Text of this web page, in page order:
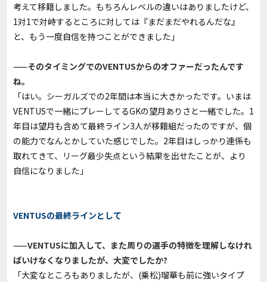
考えて移籍しました。もちろんレベルの違いはありましたけど、
1対1で対峙するところに対しては『まだまだやれるんだな』
と、もう一度自信を持つことができました」
——そのタイミングでのVENTUSからのオファーだったんです
ね。
「はい。シーガルズでの2年間は本当に大きかったです。いまは
VENTUSで一緒にプレーしてるGKの望月ありさと一緒でした。1
年目は望月も含めて最終ライン3人が移籍組だったのですが、個
の能力でなんとかしていた感じでした。2年目はしっかり連係も
取れてきて、リーグ最少失点という結果を出せたことが、より
自信になりました」
VENTUSの最終ラインとして
——VENTUSに加入して、また周りの選手の特徴を理解しなけれ
ばいけなくなりましたが、大変でしたか?
「大変なところもありましたが、(乗松)瑠華も前に強いタイプ